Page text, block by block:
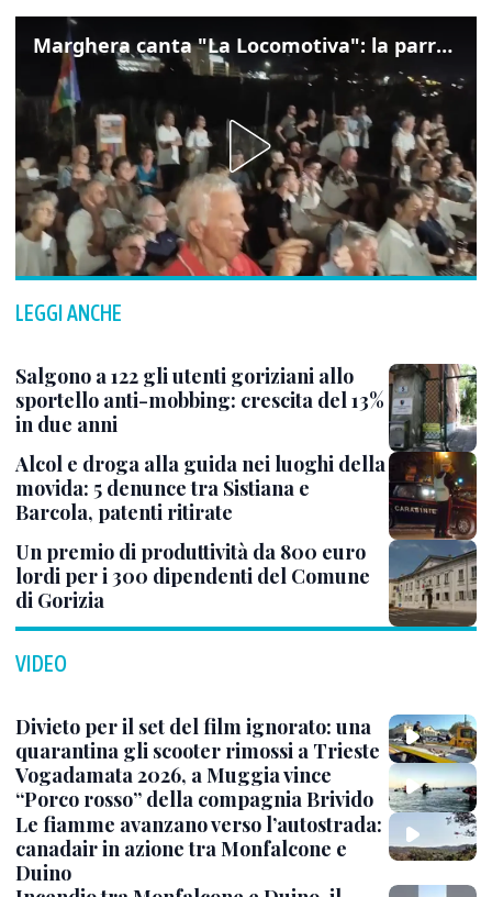
Marghera canta "La Locomotiva": la parrocchia della Cita ricorda Guccini
LEGGI ANCHE
Salgono a 122 gli utenti goriziani allo
sportello anti-mobbing: crescita del 13%
in due anni
Alcol e droga alla guida nei luoghi della
movida: 5 denunce tra Sistiana e
Barcola, patenti ritirate
Un premio di produttività da 800 euro
lordi per i 300 dipendenti del Comune
di Gorizia
VIDEO
Divieto per il set del film ignorato: una
quarantina gli scooter rimossi a Trieste
Vogadamata 2026, a Muggia vince
“Porco rosso” della compagnia Brivido
Le fiamme avanzano verso l’autostrada:
canadair in azione tra Monfalcone e
Duino